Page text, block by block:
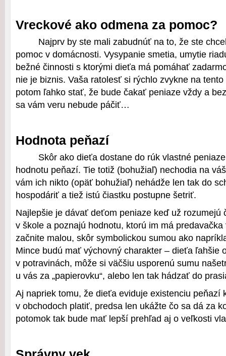
Vreckové ako odmena za pomoc?
Najprv by ste mali zabudnúť na to, že ste
pomoc v domácnosti. Vysypanie smetia, umytie
bežné činnosti s ktorými dieťa má pomáhať
nie je biznis. Vaša ratolesť si rýchlo zvykne na
potom ľahko stať, že bude čakať peniaze vždy a
sa vám veru nebude páčiť…
Hodnota peňazí
Skôr ako dieťa dostane do rúk vlastné
hodnotu peňazí. Tie totiž (bohužiaľ) nechodia na
vám ich nikto (opäť bohužiaľ) nehádže len tak do
hospodáriť a tiež istú čiastku postupne šetriť.
Najlepšie je dávať deťom peniaze keď už rozumejú
v škole a poznajú hodnotu, ktorú im má
začnite malou, skôr symbolickou sumou ako
Mince budú mať výchovný charakter – dieťa ľahšie
v potravinách, môže si väčšiu usporenú sumu
u vás za „papierovku“, alebo len tak hádzať do
Aj napriek tomu, že dieťa eviduje existenciu peňazí
v obchodoch platiť, predsa len ukážte čo sa dá za
potomok tak bude mať lepší prehľad aj o veľkosti